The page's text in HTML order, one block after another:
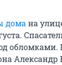
домана
обломками.
Александр